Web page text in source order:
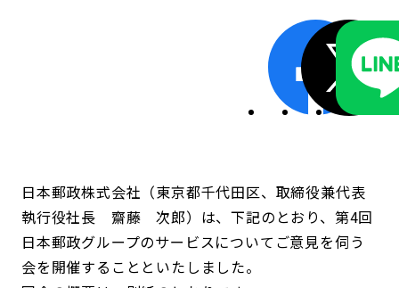
日本郵政株式会社（東京都千代田区、取締役兼代表
執行役社長 齋藤 次郎）は、下記のとおり、第4回
日本郵政グループのサービスについてご意見を伺う
会を開催することといたしました。